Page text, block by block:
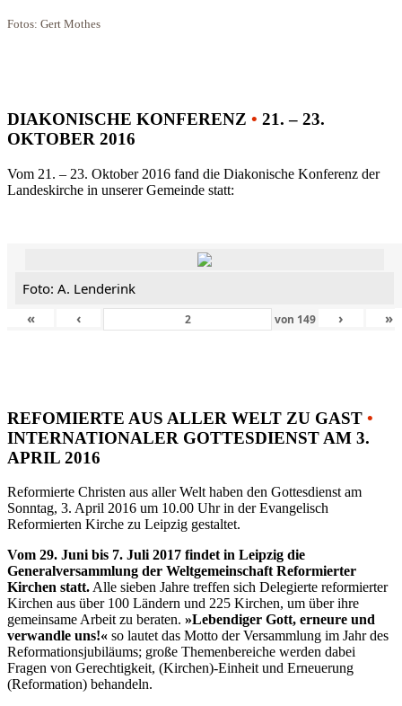
Fotos: Gert Mothes
DIAKONISCHE KONFERENZ • 21. – 23.
OKTOBER 2016
Vom 21. – 23. Oktober 2016 fand die Diakonische Konferenz der
Landeskirche in unserer Gemeinde statt:
Foto: A. Lenderink
«
‹ von 149 › »
REFOMIERTE AUS ALLER WELT ZU GAST •
INTERNATIONALER GOTTESDIENST AM 3.
APRIL 2016
Reformierte Christen aus aller Welt haben den Gottesdienst am
Sonntag, 3. April 2016 um 10.00 Uhr in der Evangelisch
Reformierten Kirche zu Leipzig gestaltet.
Vom 29. Juni bis 7. Juli 2017 findet in Leipzig die
Generalversammlung der Weltgemeinschaft Reformierter
Kirchen statt.Alle sieben Jahre treffen sich Delegierte reformierter
Kirchen aus über 100 Ländern und 225 Kirchen, um über ihre
gemeinsame Arbeit zu beraten. »Lebendiger Gott, erneure und
verwandle uns!« so lautet das Motto der Versammlung im Jahr des
Reformationsjubiläums; große Themenbereiche werden dabei
Fragen von Gerechtigkeit, (Kirchen)-Einheit und Erneuerung
(Reformation) behandeln.